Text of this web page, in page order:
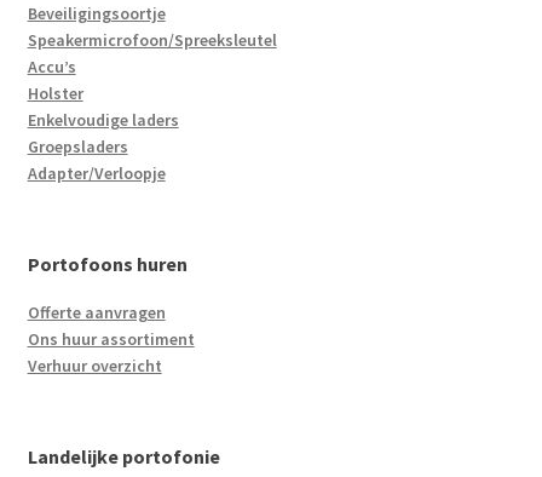
Beveiligingsoortje
Speakermicrofoon/Spreeksleutel
Accu’s
Holster
Enkelvoudige laders
Groepsladers
Adapter/Verloopje
Portofoons huren
Offerte aanvragen
Ons huur assortiment
Verhuur overzicht
Landelijke portofonie